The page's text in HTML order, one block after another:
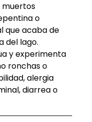
muertos
o
que acaba de
del lago.
y experimenta
ronchas o
alergia
diarrea o